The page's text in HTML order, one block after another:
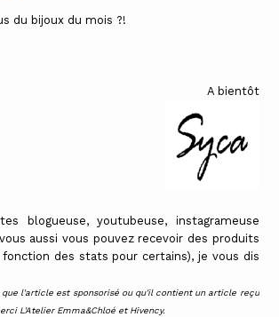
du bijoux du mois ?!
A bientôt
blogueuse, youtubeuse, instagrameuse
aussi vous pouvez recevoir des produits
des stats pour certains), je vous dis
l'article est sponsorisé ou qu'il contient un article reçu
L'Atelier Emma&Chloé et Hivency.